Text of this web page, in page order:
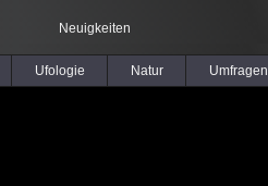
Neuigkeiten
Ufologie Natur Umfragen